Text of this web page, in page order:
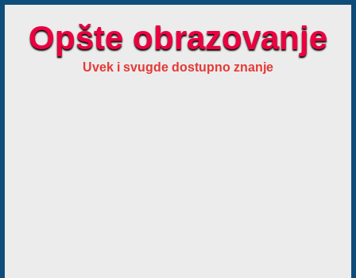
Opšte obrazovanje
Uvek i svugde dostupno znanje